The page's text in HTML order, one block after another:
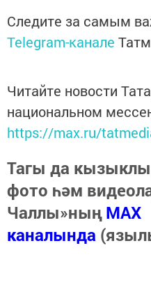
Следите за самым
Telegram-канале
Читайте новости
национальном
https://max.ru/
Тагы да
фото һәм
Чаллы»ныңMAX
каналында